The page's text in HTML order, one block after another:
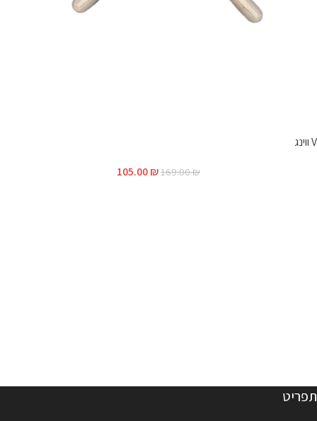
V ווינג
169.00₪
105.00₪
תפריט